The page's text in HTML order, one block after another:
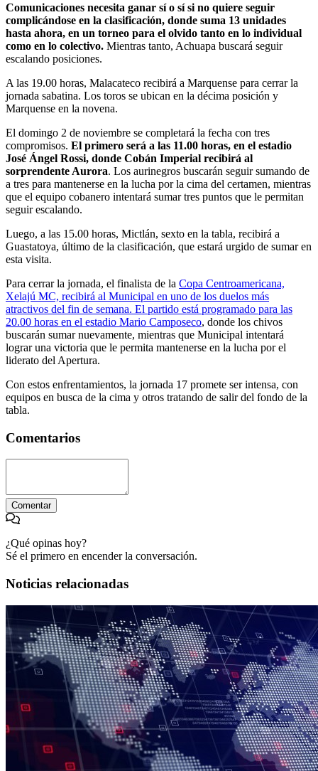
Comunicaciones necesita ganar sí o sí si no quiere seguir
complicándose en la clasificación, donde suma 13 unidades
hasta ahora, en un torneo para el olvido tanto en lo individual
como en lo colectivo. Mientras tanto, Achuapa buscará seguir
escalando posiciones.
A las 19.00 horas, Malacateco recibirá a Marquense para cerrar la
jornada sabatina. Los toros se ubican en la décima posición y
Marquense en la novena.
El domingo 2 de noviembre se completará la fecha con tres
compromisos. El primero será a las 11.00 horas, en el estadio
José Ángel Rossi, donde Cobán Imperial recibirá al
sorprendente Aurora. Los aurinegros buscarán seguir sumando de
a tres para mantenerse en la lucha por la cima del certamen, mientras
que el equipo cobanero intentará sumar tres puntos que le permitan
seguir escalando.
Luego, a las 15.00 horas, Mictlán, sexto en la tabla, recibirá a
Guastatoya, último de la clasificación, que estará urgido de sumar en
esta visita.
Para cerrar la jornada, el finalista de la Copa Centroamericana,
Xelajú MC, recibirá al Municipal en uno de los duelos más
atractivos del fin de semana. El partido está programado para las
20.00 horas en el estadio Mario Camposeco, donde los chivos
buscarán sumar nuevamente, mientras que Municipal intentará
lograr una victoria que le permita mantenerse en la lucha por el
liderato del Apertura.
Con estos enfrentamientos, la jornada 17 promete ser intensa, con
equipos en busca de la cima y otros tratando de salir del fondo de la
tabla.
Comentarios
Comentar
¿Qué opinas hoy?
Sé el primero en encender la conversación.
Noticias relacionadas